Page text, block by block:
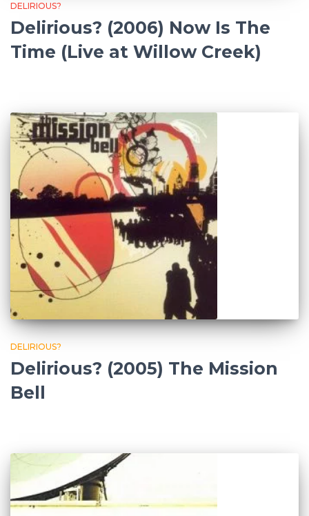
DELIRIOUS?
Delirious? (2006) Now Is The
Time (Live at Willow Creek)
DELIRIOUS?
Delirious? (2005) The Mission
Bell